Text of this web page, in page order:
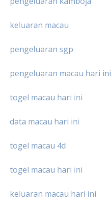
keluaran macau
pengeluaran sgp
pengeluaran macau hari ini
togel macau hari ini
data macau hari ini
togel macau 4d
togel macau hari ini
keluaran macau hari ini